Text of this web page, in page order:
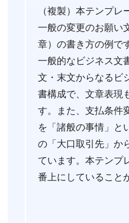
（複製）本テンプ
一般の変更のお願い
章）の書き方の例で
一般的なビジネス文
文・末文からなるビ
書構成で、文章表現
す。また、支払条件
を「諸般の事情」と
の「大口取引先」か
ています。本テンプ
番上にしていること